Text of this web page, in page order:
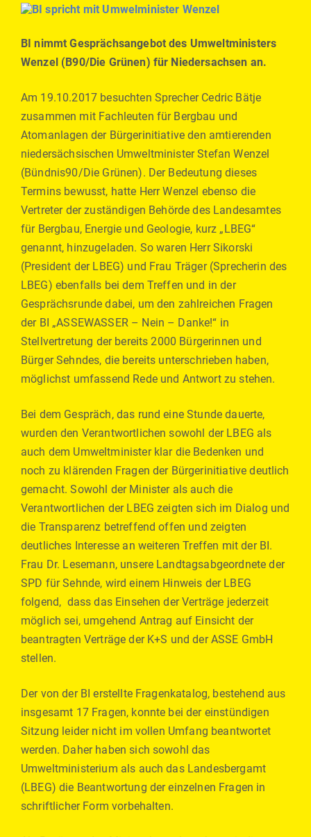
BI nimmt Gesprächsangebot des Umweltministers
Wenzel (B90/Die Grünen) für Niedersachsen an.
Am 19.10.2017 besuchten Sprecher Cedric Bätje
zusammen mit Fachleuten für Bergbau und
Atomanlagen der Bürgerinitiative den amtierenden
niedersächsischen Umweltminister Stefan Wenzel
(Bündnis90/Die Grünen). Der Bedeutung dieses
Termins bewusst, hatte Herr Wenzel ebenso die
Vertreter der zuständigen Behörde des Landesamtes
für Bergbau, Energie und Geologie, kurz „LBEG“
genannt, hinzugeladen. So waren Herr Sikorski
(President der LBEG) und Frau Träger (Sprecherin des
LBEG) ebenfalls bei dem Treffen und in der
Gesprächsrunde dabei, um den zahlreichen Fragen
der BI „ASSEWASSER – Nein – Danke!“ in
Stellvertretung der bereits 2000 Bürgerinnen und
Bürger Sehndes, die bereits unterschrieben haben,
möglichst umfassend Rede und Antwort zu stehen.
Bei dem Gespräch, das rund eine Stunde dauerte,
wurden den Verantwortlichen sowohl der LBEG als
auch dem Umweltminister klar die Bedenken und
noch zu klärenden Fragen der Bürgerinitiative deutlich
gemacht. Sowohl der Minister als auch die
Verantwortlichen der LBEG zeigten sich im Dialog und
die Transparenz betreffend offen und zeigten
deutliches Interesse an weiteren Treffen mit der BI.
Frau Dr. Lesemann, unsere Landtagsabgeordnete der
SPD für Sehnde, wird einem Hinweis der LBEG
folgend, dass das Einsehen der Verträge jederzeit
möglich sei, umgehend Antrag auf Einsicht der
beantragten Verträge der K+S und der ASSE GmbH
stellen.
Der von der BI erstellte Fragenkatalog, bestehend aus
insgesamt 17 Fragen, konnte bei der einstündigen
Sitzung leider nicht im vollen Umfang beantwortet
werden. Daher haben sich sowohl das
Umweltministerium als auch das Landesbergamt
(LBEG) die Beantwortung der einzelnen Fragen in
schriftlicher Form vorbehalten.